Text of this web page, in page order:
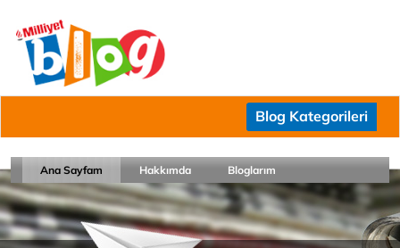
Blog Kategorileri
Ana Sayfam Hakkımda Bloglarım